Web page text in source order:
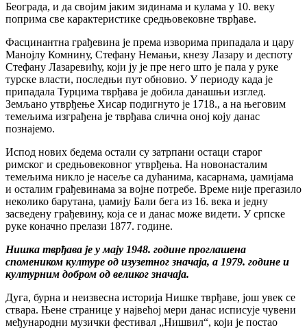
Београда, и да својим јаким зидинама и кулама у 10. веку
поприма све карактеристике средњовековне тврђаве.
Фасцинантна грађевина је према изворима припадала и цару
Манојлу Комнину, Стефану Немањи, кнезу Лазару и деспоту
Стефану Лазаревићу, који ју је пре него што је пала у руке
турске власти, последњи пут обновио. У периоду када је
припадала Турцима тврђава је добила данашњи изглед.
Земљано утврђење Хисар подигнуто је 1718., а на његовим
темељима изграђена је тврђава слична оној коју данас
познајемо.
Испод нових бедема остали су затрпани остаци старог
римског и средњовековног утврђења. На новонасталим
темељима никло је насеље са дућанима, касарнама, џамијама
и осталим грађевинама за војне потребе. Време није прегазило
неколико барутана, џамију Бали бега из 16. века и једну
засведену грађевину, која се и данас може видети. У српске
руке коначно прелази 1877. године.
Нишка тврђава је у мају 1948. године проглашена
спомеником културе од изузетног значаја, а 1979. године и
културним добром од великог значаја.
Дуга, бурна и неизвесна историја Нишке тврђаве, још увек се
ствара. Њене странице у највећој мери данас исписује чувени
међународни музички фестивал „Нишвил“, који је постао